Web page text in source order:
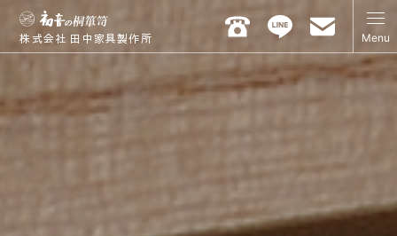
株式会社 田中家具製作所 Menu